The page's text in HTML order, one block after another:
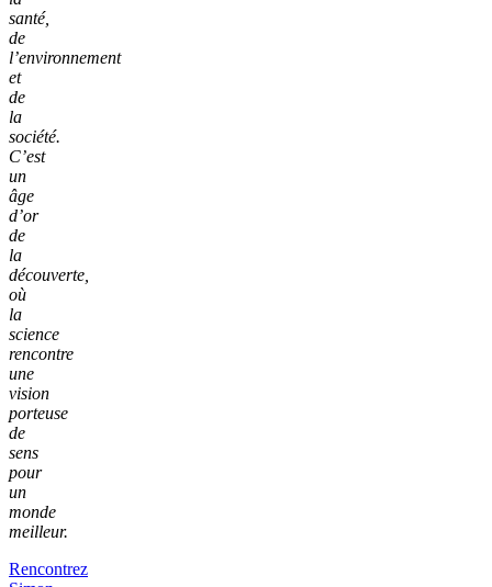
santé,
de
l’environnement
et
de
la
société.
C’est
un
âge
d’or
de
la
découverte,
où
la
science
rencontre
une
vision
porteuse
de
sens
pour
un
monde
meilleur.
Rencontrez